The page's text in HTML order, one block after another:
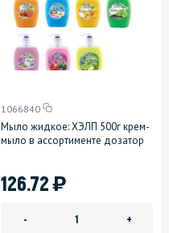
1066840
Мыло жидкое: ХЭЛП 500г крем-
мыло в ассортименте дозатор
126.72)
- +